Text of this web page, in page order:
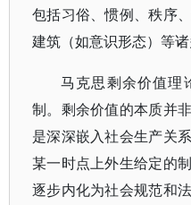
包括习俗、惯例、秩序
建筑（如意识形态）等诸
马克思剩余价值理
制。剩余价值的本质并
是深深嵌入社会生产关
某一时点上外生给定的
逐步内化为社会规范和